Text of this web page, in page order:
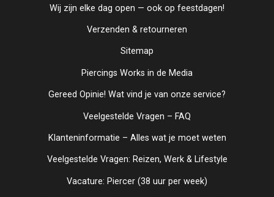
Wij zijn elke dag open — ook op feestdagen!
Verzenden & retourneren
Sitemap
Piercings Works in de Media
Gereed Opinie! Wat vind je van onze service?
Veelgestelde Vragen – FAQ
Klanteninformatie – Alles wat je moet weten
Veelgestelde Vragen: Reizen, Werk & Lifestyle
Vacature: Piercer (38 uur per week)